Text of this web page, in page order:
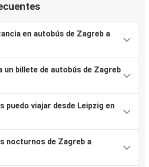
en autobús de Zagreb a
un billete de autobús de Zagreb
puedo viajar desde Leipzig en
nocturnos de Zagreb a